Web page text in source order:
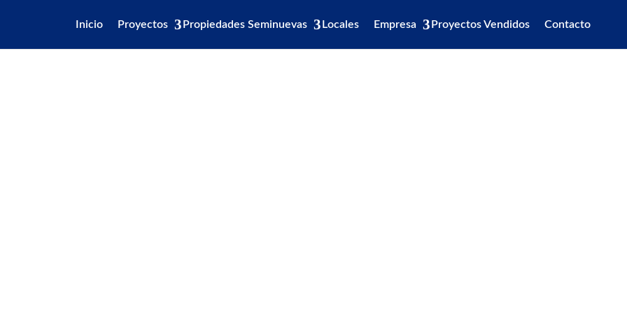
Inicio Proyectos Propiedades Seminuevas Locales Empresa Proyectos Vendidos Contacto